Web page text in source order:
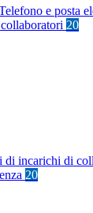
e posta
20
di incarichi di
20